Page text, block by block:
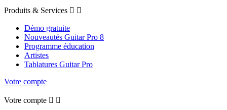
Produits & Services  
Démo gratuite
Nouveautés Guitar Pro 8
Programme éducation
Artistes
Tablatures Guitar Pro
Votre compte
Votre compte  